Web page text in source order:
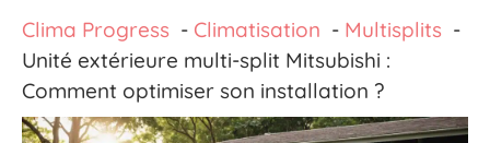
Clima Progress Climatisation
Multisplits
Unité extérieure multi-split Mitsubishi :
Comment optimiser son installation ?